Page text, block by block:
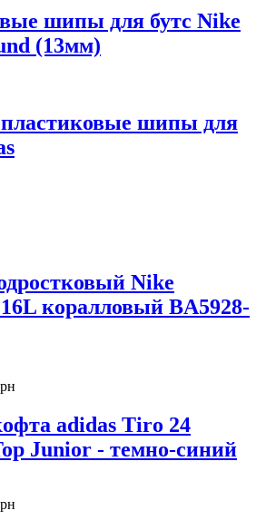
шипы для бутс Nike
(13мм)
шипы для
Nike
коралловый BA5928-
adidas Tiro 24
Junior - темно-синий